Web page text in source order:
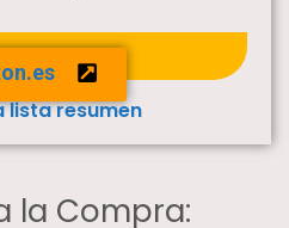
lista resumen
la Compra: